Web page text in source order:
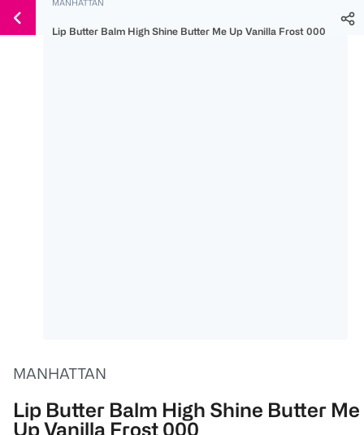
150 Ös
300 Ös
500 Ös
Weiter
zum
MANHATTAN
Lip Butter Balm High Shine Butter Me Up Vanilla Frost 000
MANHATTAN
Lip Butter Balm High Shine Butter Me
Up Vanilla Frost 000